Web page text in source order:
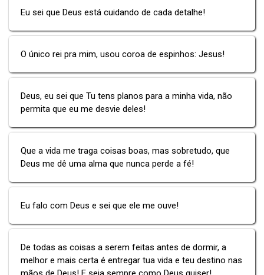
Eu sei que Deus está cuidando de cada detalhe!
O único rei pra mim, usou coroa de espinhos: Jesus!
Deus, eu sei que Tu tens planos para a minha vida, não
permita que eu me desvie deles!
Que a vida me traga coisas boas, mas sobretudo, que
Deus me dê uma alma que nunca perde a fé!
Eu falo com Deus e sei que ele me ouve!
De todas as coisas a serem feitas antes de dormir, a
melhor e mais certa é entregar tua vida e teu destino nas